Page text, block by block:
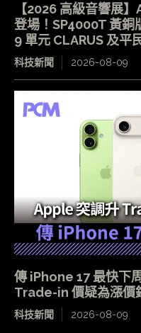
【2026 高級音響展
登場！SP4000T 黃銅
9 單元 CLARUS 及平
科技新聞 2026-08-09
傳 iPhone 17 最快下
Trade-in 價疑為漲價
科技新聞 2026-08-09